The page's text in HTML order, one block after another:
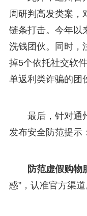
周研判高发类案，
链条打击。今年以
洗钱团伙。同时，
掉5个依托社交软
单返利类诈骗的团
最后，针对通
发布安全防范提示：
防范虚假购物
惑”，认准官方渠道